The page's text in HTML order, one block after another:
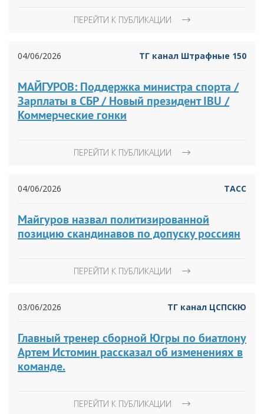
ПЕРЕЙТИ К ПУБЛИКАЦИИ
04/06/2026 ТГ канал Штрафные 150
МАЙГУРОВ: Поддержка министра спорта /
Зарплаты в СБР / Новый президент IBU /
Коммерческие гонки
ПЕРЕЙТИ К ПУБЛИКАЦИИ
04/06/2026 ТАСС
Майгуров назвал политизированной
позицию скандинавов по допуску россиян
ПЕРЕЙТИ К ПУБЛИКАЦИИ
03/06/2026 ТГ канал ЦСПСКЮ
Главный тренер сборной Югры по биатлону
Артем Истомин рассказал об изменениях в
команде.
ПЕРЕЙТИ К ПУБЛИКАЦИИ